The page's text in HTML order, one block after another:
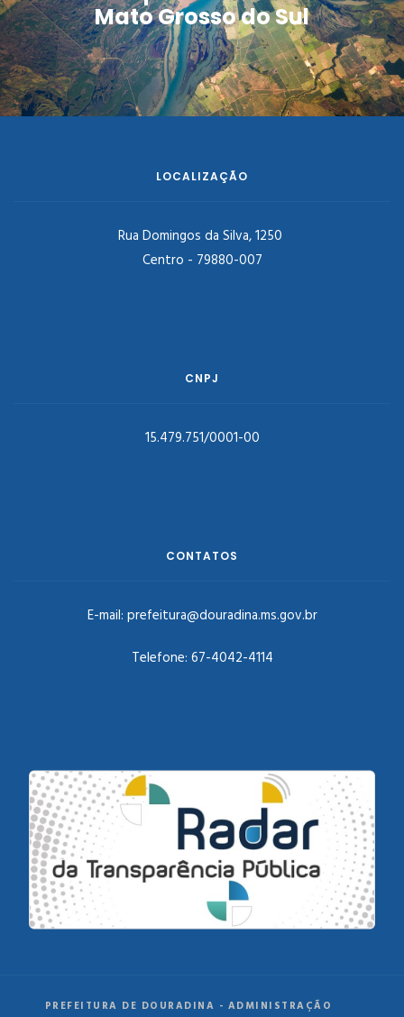
Mato Grosso do Sul
LOCALIZAÇÃO
Rua Domingos da Silva, 1250
Centro - 79880-007
CNPJ
15.479.751/0001-00
CONTATOS
E-mail: prefeitura@douradina.ms.gov.br
Telefone: 67-4042-4114
PREFEITURA DE DOURADINA - ADMINISTRAÇÃO